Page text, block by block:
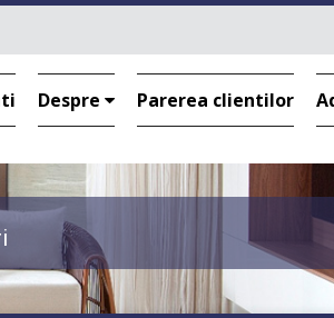
Despre Parerea clientilor